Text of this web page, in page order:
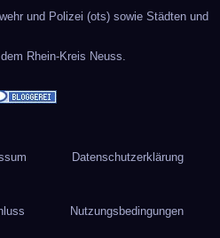
und Polizei (ots) sowie Städten und
Rhein-Kreis Neuss.
Datenschutzerklärung
Nutzungsbedingungen